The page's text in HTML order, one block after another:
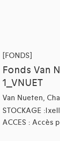
[FONDS]
Fonds Van
1_VNUET
Van Nueten,
STOCKAGE
ACCES : Accès